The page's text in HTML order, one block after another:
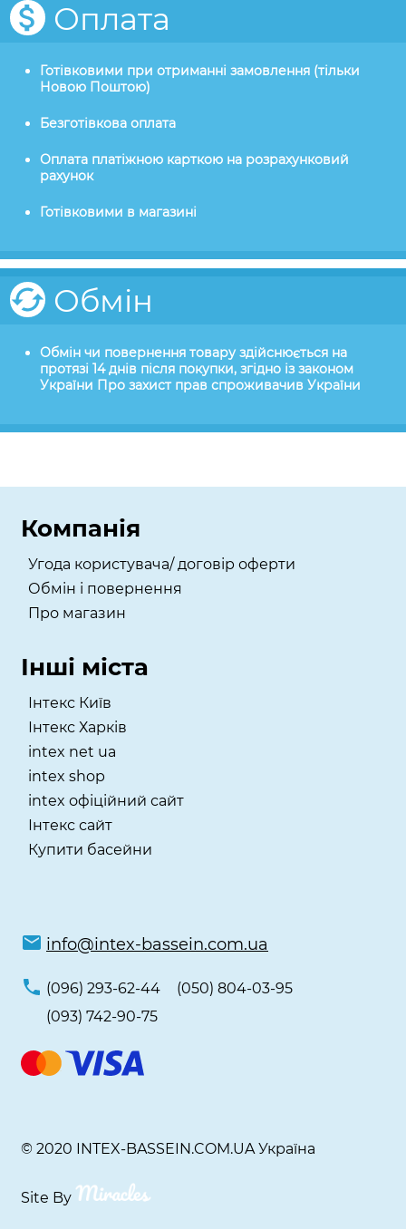
Оплата
Готівковими при отриманні замовлення (тільки
Новою Поштою)
Безготівкова оплата
Оплата платіжною карткою на розрахунковий
рахунок
Готівковими в магазині
Обмін
Обмін чи повернення товару здійснюється на
протязі 14 днів після покупки, згідно із законом
України Про захист прав спроживачив України
Компанія
Угода користувача/ договір оферти
Обмін і повернення
Про магазин
Інші міста
Інтекс Київ
​Інтекс Харків
intex net ua
intex shop
intex офіційний сайт
Інтекс сайт
Купити басейни
info@intex-bassein.com.ua
(096) 293-62-44
(050) 804-03-95
(093) 742-90-75
© 2020 INTEX-BASSEIN.COM.UA Україна
Site By